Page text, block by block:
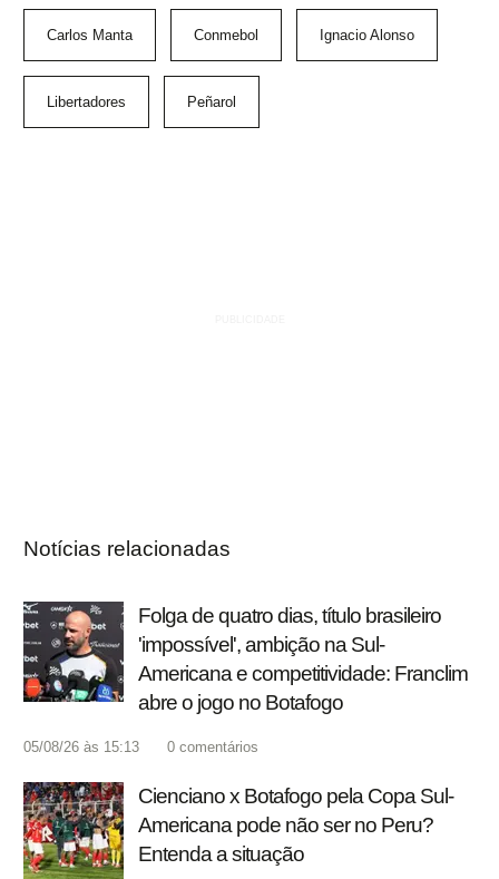
Carlos Manta Conmebol Ignacio Alonso
Libertadores Peñarol
Notícias relacionadas
Folga de quatro dias, título brasileiro
'impossível', ambição na Sul-
Americana e competitividade: Franclim
abre o jogo no Botafogo
05/08/26 às 15:13 0 comentários
Cienciano x Botafogo pela Copa Sul-
Americana pode não ser no Peru?
Entenda a situação